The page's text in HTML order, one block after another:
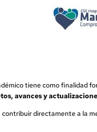
tiene como finalidad
avances y
contribuir directamente a la